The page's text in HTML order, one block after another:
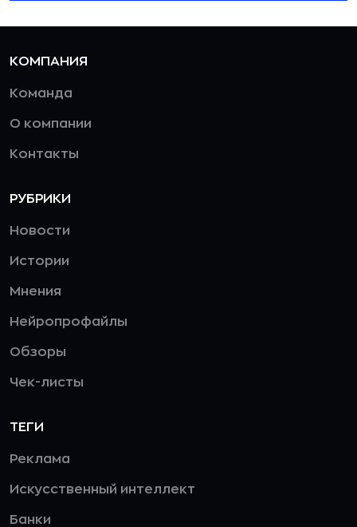
КОМПАНИЯ
Команда
О компании
Контакты
РУБРИКИ
Новости
Истории
Мнения
Нейропрофайлы
Обзоры
Чек-листы
ТЕГИ
Реклама
Искусственный интеллект
Банки